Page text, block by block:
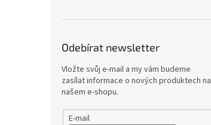
Odebírat newsletter
Vložte svůj e-mail a my vám budeme
zasílat informace o nových produktech na
našem e-shopu.
E-mail